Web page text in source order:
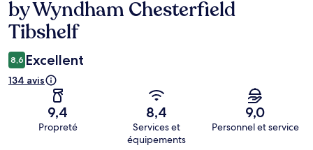
by Wyndham Chesterfield
Tibshelf
8,6 Excellent
134 avis
9,4
Propreté
8,4
Services et
équipements
9,0
Personnel et service